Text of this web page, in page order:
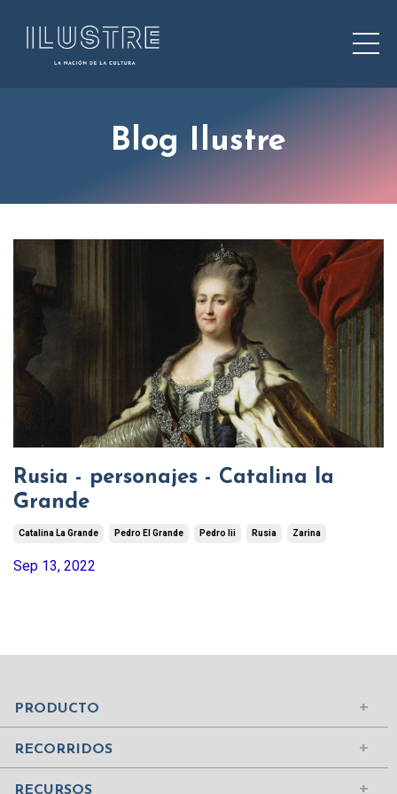
Blog Ilustre
Rusia - personajes - Catalina la
Grande
Catalina La Grande Pedro El Grande Pedro Iii Rusia Zarina
Sep 13, 2022
PRODUCTO
Iniciar sesión
Comprar suscripción
Contenidos
RECORRIDOS
Mundo Islámico
Civilizaciones de la Antigüedad
Ciudades del Mundo
Edad Media
RECURSOS
¿Quiénes somos?